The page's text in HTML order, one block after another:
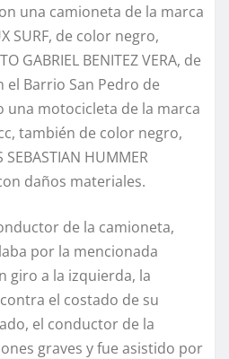
una camioneta de la marca
SURF, de color negro,
GABRIEL BENITEZ VERA, de
el Barrio San Pedro de
una motocicleta de la marca
también de color negro,
HUMMER
daños materiales.
de la camioneta,
por la mencionada
giro a la izquierda, la
el costado de su
el conductor de la
graves y fue asistido por